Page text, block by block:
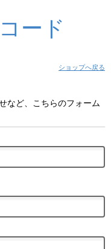
ード
ショップへ戻る
など、こちらのフォーム